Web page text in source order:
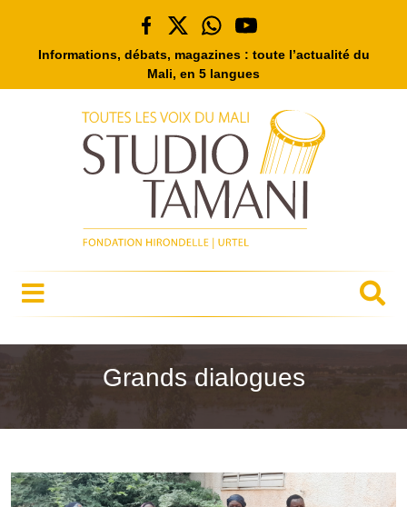
Informations, débats, magazines : toute l’actualité du
Mali, en 5 langues
Grands dialogues